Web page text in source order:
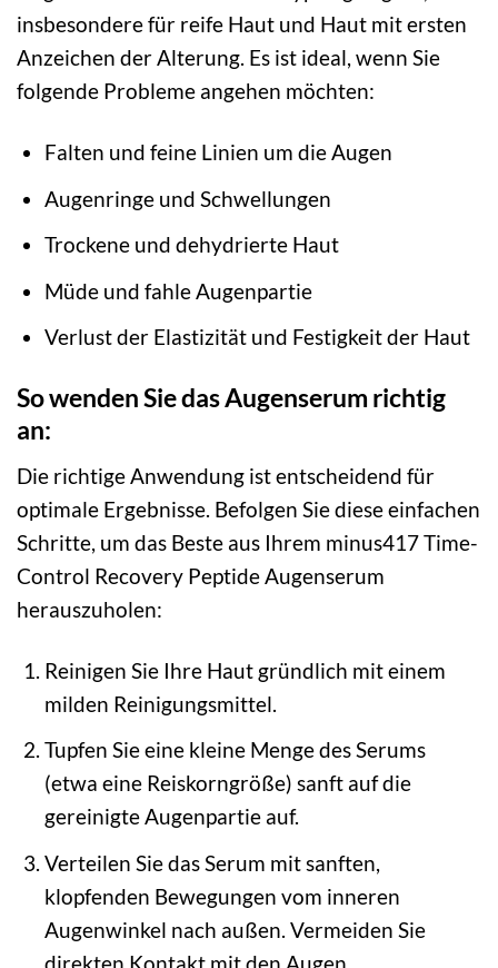
insbesondere für reife Haut und Haut mit ersten
Anzeichen der Alterung. Es ist ideal, wenn Sie
folgende Probleme angehen möchten:
Falten und feine Linien um die Augen
Augenringe und Schwellungen
Trockene und dehydrierte Haut
Müde und fahle Augenpartie
Verlust der Elastizität und Festigkeit der Haut
So wenden Sie das Augenserum richtig
an:
Die richtige Anwendung ist entscheidend für
optimale Ergebnisse. Befolgen Sie diese einfachen
Schritte, um das Beste aus Ihrem minus417 Time-
Control Recovery Peptide Augenserum
herauszuholen:
Reinigen Sie Ihre Haut gründlich mit einem
milden Reinigungsmittel.
Tupfen Sie eine kleine Menge des Serums
(etwa eine Reiskorngröße) sanft auf die
gereinigte Augenpartie auf.
Verteilen Sie das Serum mit sanften,
klopfenden Bewegungen vom inneren
Augenwinkel nach außen. Vermeiden Sie
direkten Kontakt mit den Augen.